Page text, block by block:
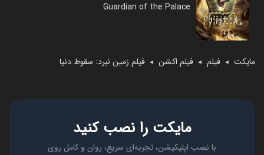
مایکت ◄ فیلم ◄ فیلم اکشن ◄ فیلم زمین نبرد: سقوط دنیا
Guardian of the Palace
مایکت را نصب کنید
با نصب اپلیکیشن، تجربه‌ای سریع، روان و کامل روی